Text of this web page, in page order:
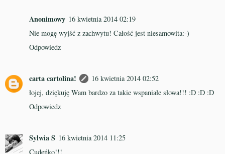
Anonimowy 16 kwietnia 2014 02:19
Nie mogę wyjść z zachwytu! Całość jest niesamowita:-)
Odpowiedz
carta cartolina!
16 kwietnia 2014 02:52
łojej, dziękuję Wam bardzo za takie wspaniałe słowa!!! :D :D :D
Odpowiedz
Sylwia S 16 kwietnia 2014 11:25
Cudeńko!!!